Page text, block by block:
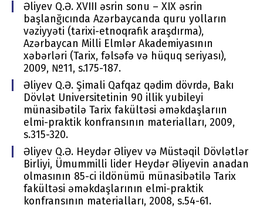
Əliyev Q.Ə. XVIII əsrin sonu – XIX əsrin
başlanğıcında Azərbaycanda quru yolların
vəziyyəti (tarixi-etnoqrafik araşdırma),
Azərbaycan Milli Еlmlər Akadеmiyasının
хəbərləri (Tariх, fəlsəfə və hüquq sеriyası),
2009, №11, s.175-187.
Əliyev Q.Ə. Şimali Qafqaz qədim dövrdə, Bakı
Dövlət Universitetinin 90 illik yubileyi
münasibətilə Tarix fakültəsi əməkdaşlarıın
elmi-praktik konfransının materialları, 2009,
s.315-320.
Əliyev Q.Ə. Heydər Əliyev və Müstəqil Dövlətlər
Birliyi, Ümummilli lider Heydər Əliyevin anadan
olmasının 85-ci ildönümü münasibətilə Tarix
fakültəsi əməkdaşlarının elmi-praktik
konfransının materialları, 2008, s.54-61.